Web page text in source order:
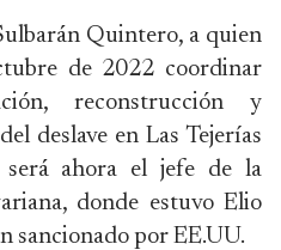
Quintero, a quien
de 2022 coordinar
reconstrucción y
deslave en Las Tejerías
ahora el jefe de la
donde estuvo Elio
sancionado por EE.UU.